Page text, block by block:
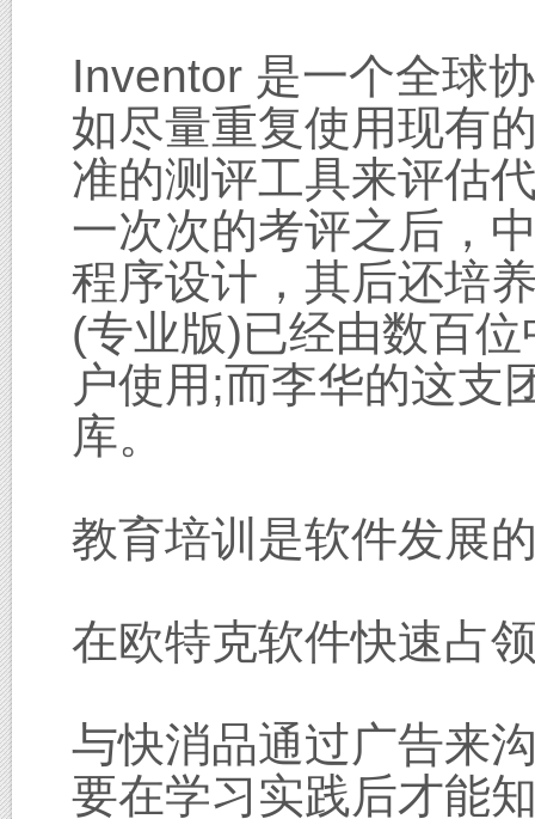
Inventor 是一个全球
如尽量重复使用现有
准的测评工具来评估
一次次的考评之后，
程序设计，其后还培
(专业版)已经由数百
户使用;而李华的这支
库。
教育培训是软件发展
在欧特克软件快速占
与快消品通过广告来
要在学习实践后才能